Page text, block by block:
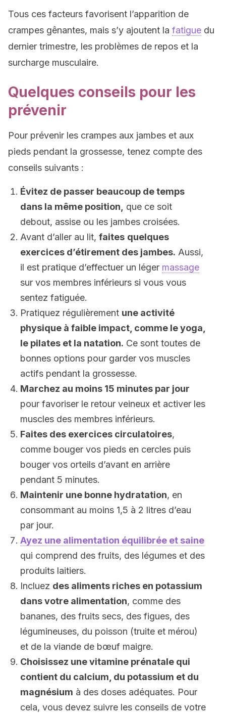
Tous ces facteurs favorisent l’apparition de
crampes gênantes, mais s’y ajoutent la fatigue du
dernier trimestre, les problèmes de repos et la
surcharge musculaire.
Quelques conseils pour les
prévenir
Pour prévenir les crampes aux jambes et aux
pieds pendant la grossesse, tenez compte des
conseils suivants :
Évitez de passer beaucoup de temps
dans la même position,
que ce soit
debout, assise ou les jambes croisées.
Avant d’aller au lit, faites quelques
exercices d’étirement des jambes. Aussi,
il est pratique d’effectuer un léger massage
sur vos membres inférieurs si vous vous
sentez fatiguée.
Pratiquez régulièrement une activité
physique à faible impact, comme le yoga,
le pilates et la natation. Ce sont toutes de
bonnes options pour garder vos muscles
actifs pendant la grossesse.
Marchez au moins 15 minutes par jour
pour favoriser le retour veineux et activer les
muscles des membres inférieurs.
Faites des exercices circulatoires,
comme bouger vos pieds en cercles puis
bouger vos orteils d’avant en arrière
pendant 5 minutes.
Maintenir une bonne hydratation, en
consommant au moins 1,5 à 2 litres d’eau
par jour.
Ayez une alimentation équilibrée et saine
qui comprend des fruits, des légumes et des
produits laitiers.
Incluez des aliments riches en potassium
dans votre alimentation, comme des
bananes, des fruits secs, des figues, des
légumineuses, du poisson (truite et mérou)
et de la viande de bœuf maigre.
Choisissez une vitamine prénatale qui
contient du calcium, du potassium et du
magnésium à des doses adéquates. Pour
cela, vous devez suivre les conseils de votre